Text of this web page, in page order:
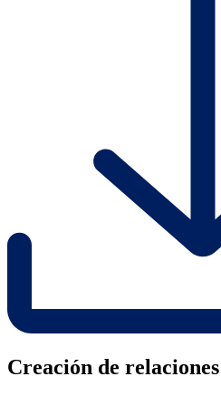
Creación de